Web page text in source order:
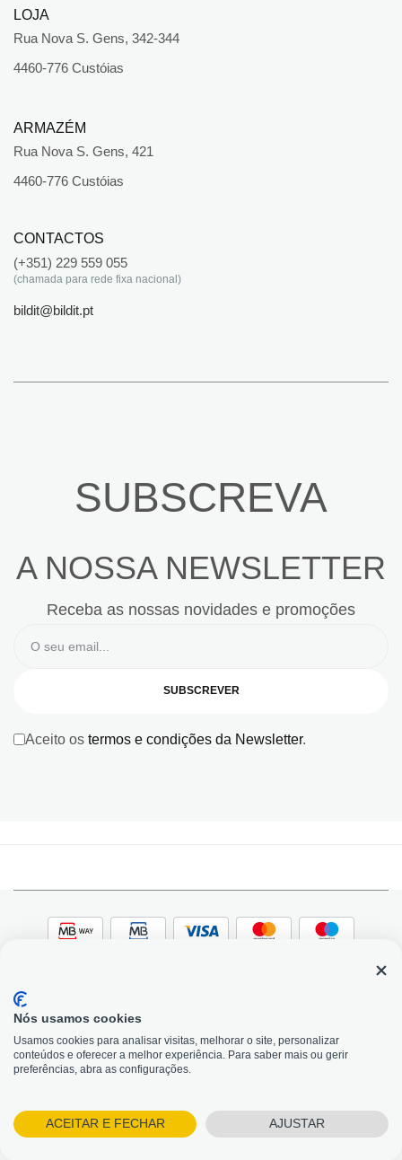
LOJA
Rua Nova S. Gens, 342-344
4460-776 Custóias
ARMAZÉM
Rua Nova S. Gens, 421
4460-776 Custóias
CONTACTOS
(+351) 229 559 055
(chamada para rede fixa nacional)
bildit@bildit.pt
SUBSCREVA
A NOSSA NEWSLETTER
Receba as nossas novidades e promoções
SUBSCREVER
Aceito os termos e condições da Newsletter.
© 2026, Bildit. Todos os direitos reservados | Powered
by Toogas, with
Magento
Precisa de Ajuda?
Nós usamos cookies
Usamos cookies para analisar visitas, melhorar o site, personalizar
conteúdos e oferecer a melhor experiência. Para saber mais ou gerir
preferências, abra as configurações.
ACEITAR E FECHAR AJUSTAR